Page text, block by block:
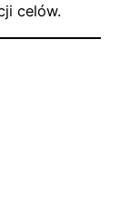
celów.